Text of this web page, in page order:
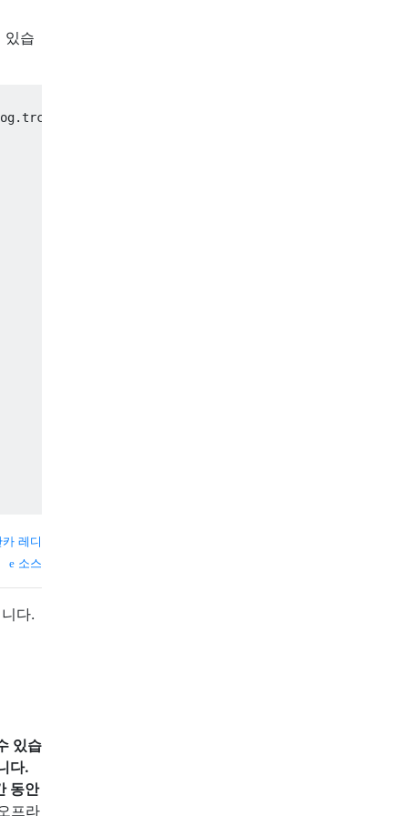
있습
.trc
카 레디
소스
다.
있습
다.
동안
프라